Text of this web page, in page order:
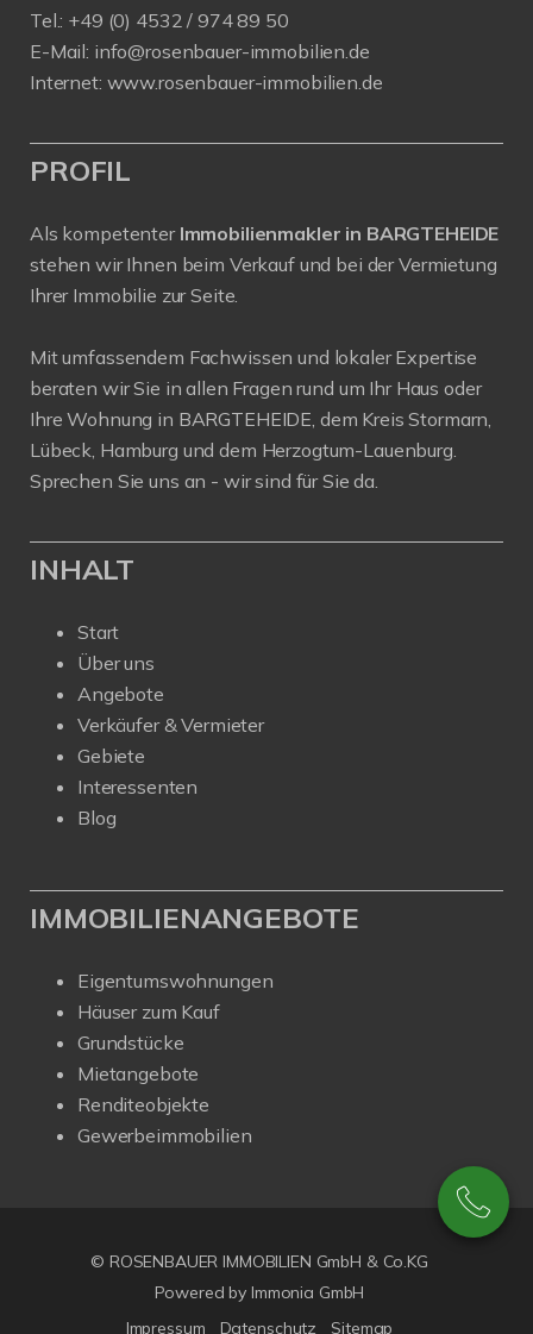
Tel.: +49 (0) 4532 / 974 89 50
E-Mail: info@rosenbauer-immobilien.de
Internet: www.rosenbauer-immobilien.de
PROFIL
Als kompetenter Immobilienmakler in BARGTEHEIDE
stehen wir Ihnen beim Verkauf und bei der Vermietung
Ihrer Immobilie zur Seite.
Mit umfassendem Fachwissen und lokaler Expertise
beraten wir Sie in allen Fragen rund um Ihr Haus oder
Ihre Wohnung in BARGTEHEIDE, dem Kreis Stormarn,
Lübeck, Hamburg und dem Herzogtum-Lauenburg.
Sprechen Sie uns an - wir sind für Sie da.
INHALT
Start
Über uns
Angebote
Verkäufer & Vermieter
Gebiete
Interessenten
Blog
IMMOBILIENANGEBOTE
Eigentumswohnungen
Häuser zum Kauf
Grundstücke
Mietangebote
Renditeobjekte
Gewerbeimmobilien
© ROSENBAUER IMMOBILIEN GmbH & Co.KG
Powered by Immonia GmbH
Impressum
Datenschutz Sitemap